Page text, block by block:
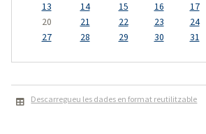
13
14 15 16 17
20
21 22 23 24
27
28 29 30 31
Descarregueu les dades en format reutilitzable